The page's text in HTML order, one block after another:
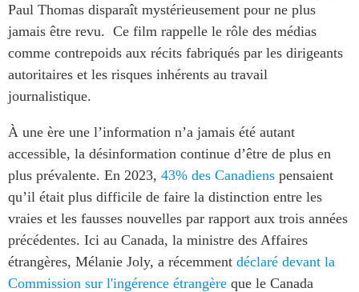
Paul Thomas disparaît mystérieusement pour ne plus
jamais être revu. Ce film rappelle le rôle des médias
comme contrepoids aux récits fabriqués par les dirigeants
autoritaires et les risques inhérents au travail
journalistique.
À une ère une l’information n’a jamais été autant
accessible, la désinformation continue d’être de plus en
plus prévalente. En 2023, 43% des Canadiens pensaient
qu’il était plus difficile de faire la distinction entre les
vraies et les fausses nouvelles par rapport aux trois années
précédentes. Ici au Canada, la ministre des Affaires
étrangères, Mélanie Joly, a récemment déclaré devant la
Commission sur l'ingérence étrangère que le Canada